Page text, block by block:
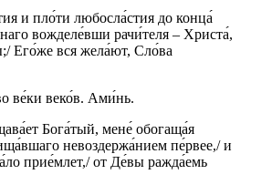
и пло́ти любосла́стия до конца́
вожделе́вши рачи́теля – Христа́,
Его́же вся жела́ют, Сло́ва
ве́ки веко́в. Ами́нь.
Бога́тый, мене́ обогаща́я
невоздержа́нием пе́рвее,/ и
прие́млет,/ от Де́вы ражда́емь